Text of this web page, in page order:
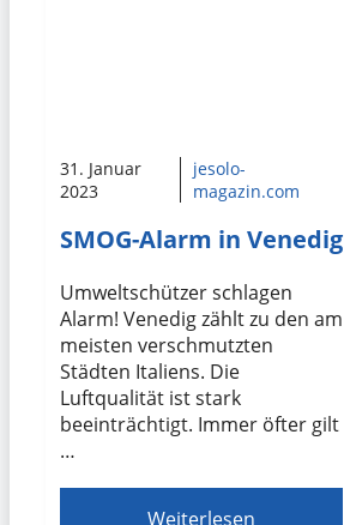
31. Januar
2023
jesolo-
magazin.com
SMOG-Alarm in Venedig
Umweltschützer schlagen
Alarm! Venedig zählt zu den am
meisten verschmutzten
Städten Italiens. Die
Luftqualität ist stark
beeinträchtigt. Immer öfter gilt
…
Weiterlesen